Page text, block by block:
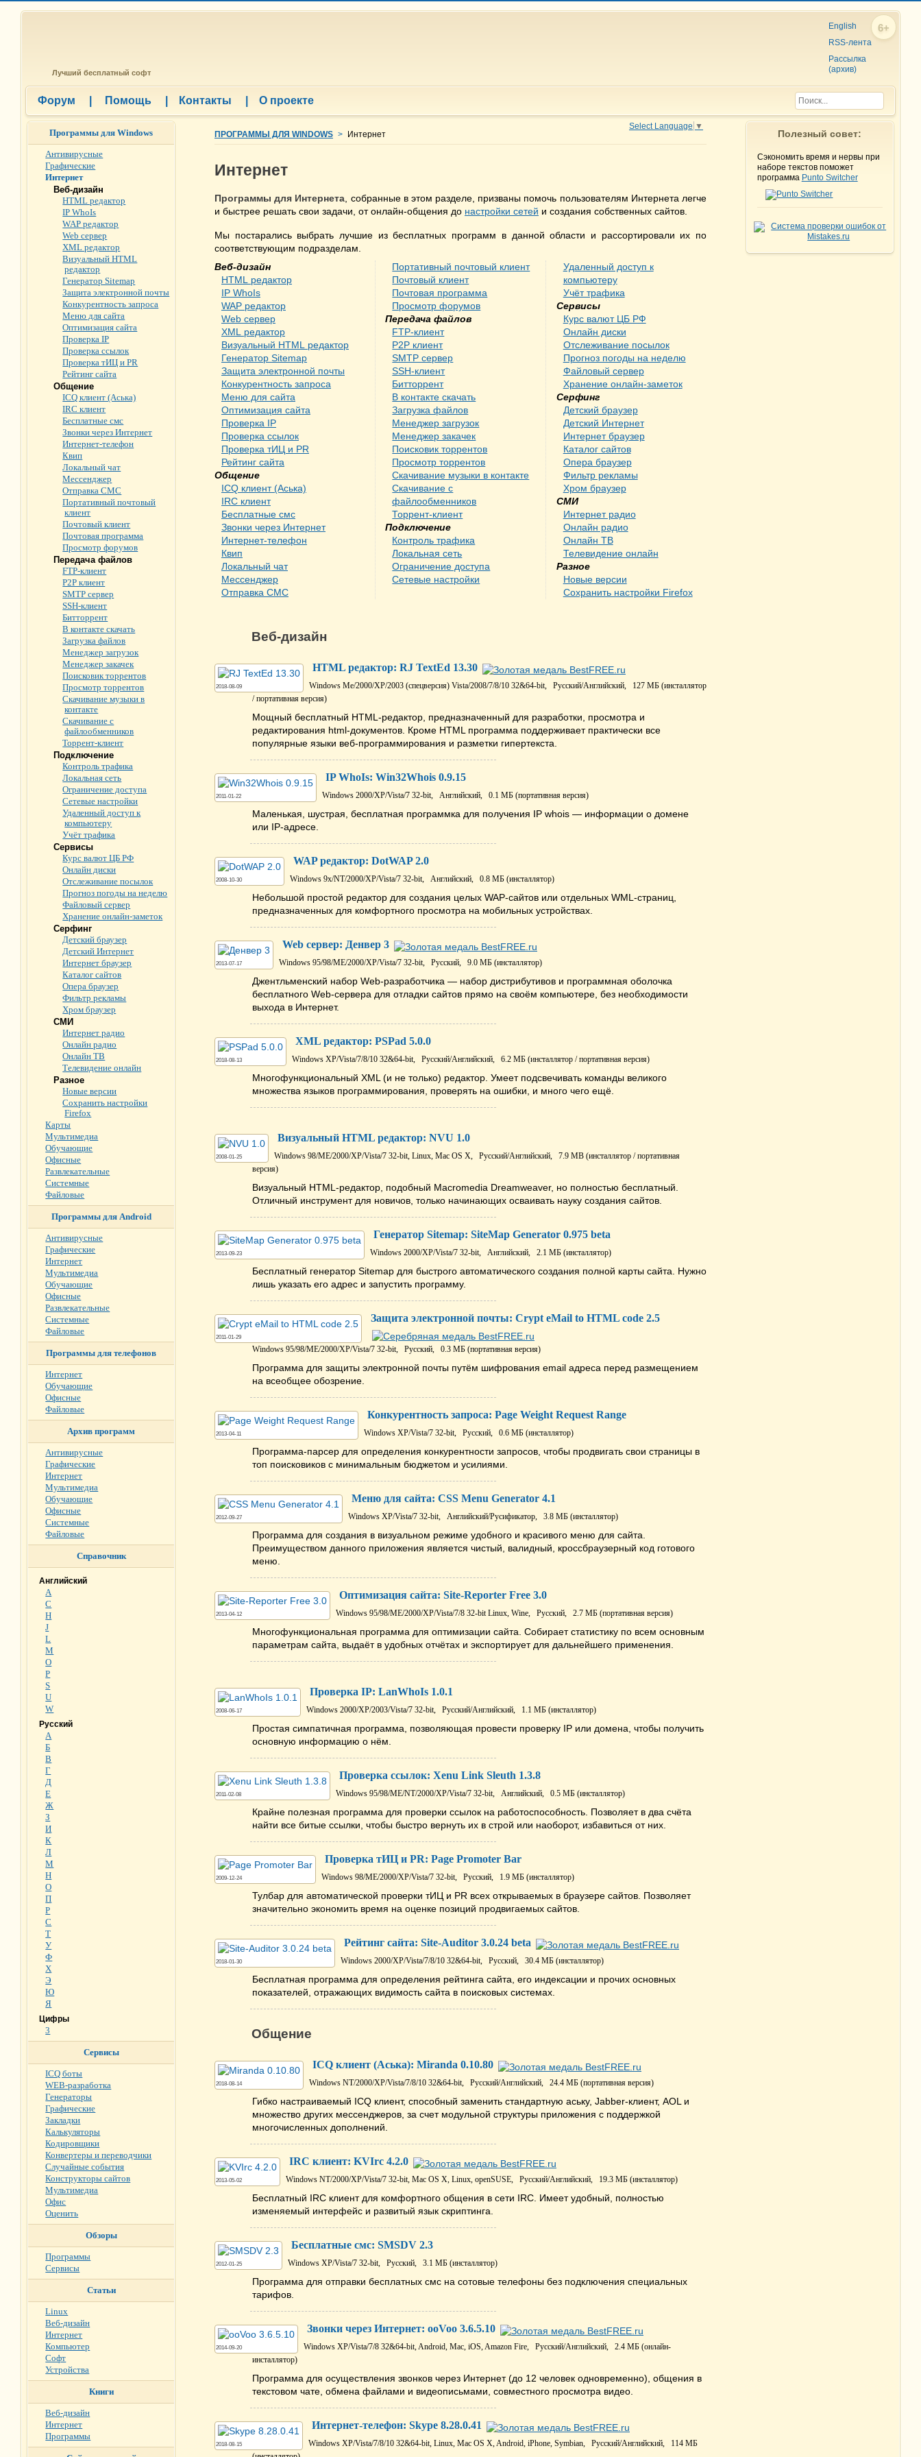
6+
English
RSS-лента
Рассылка
(архив)
Лучший бесплатный софт
Форум Помощь Контакты О проекте
ПРОГРАММЫ ДЛЯ WINDOWS > Интернет
Select Language ▼
Интернет
Программы для Интернета , собранные в этом разделе, призваны помочь пользователям Интернета легче
и быстрее решать свои задачи, от онлайн-общения до настройки сетей и создания собственных сайтов.
Мы постарались выбрать лучшие из бесплатных программ в данной области и рассортировали их по
соответствующим подразделам.
Веб-дизайн
HTML редактор
IP WhoIs
WAP редактор
Web сервер
XML редактор
Визуальный HTML редактор
Генератор Sitemap
Защита электронной почты
Конкурентность запроса
Меню для сайта
Оптимизация сайта
Проверка IP
Проверка ссылок
Проверка тИЦ и PR
Рейтинг сайта
Общение
ICQ клиент (Аська)
IRC клиент
Бесплатные смс
Звонки через Интернет
Интернет-телефон
Квип
Локальный чат
Мессенджер
Отправка СМС
Портативный почтовый клиент
Почтовый клиент
Почтовая программа
Просмотр форумов
Передача файлов
FTP-клиент
P2P клиент
SMTP сервер
SSH-клиент
Битторрент
В контакте скачать
Загрузка файлов
Менеджер загрузок
Менеджер закачек
Поисковик торрентов
Просмотр торрентов
Скачивание музыки в контакте
Скачивание с
файлообменников
Торрент-клиент
Подключение
Контроль трафика
Локальная сеть
Ограничение доступа
Сетевые настройки
Удаленный доступ к
компьютеру
Учёт трафика
Сервисы
Курс валют ЦБ РФ
Онлайн диски
Отслеживание посылок
Прогноз погоды на неделю
Файловый сервер
Хранение онлайн-заметок
Серфинг
Детский браузер
Детский Интернет
Интернет браузер
Каталог сайтов
Опера браузер
Фильтр рекламы
Хром браузер
СМИ
Интернет радио
Онлайн радио
Онлайн ТВ
Телевидение онлайн
Разное
Новые версии
Сохранить настройки Firefox
Веб-дизайн
2018-08-09
HTML редактор: RJ TextEd 13.30
Windows Me/2000/XP/2003 (спецверсия) Vista/2008/7/8/10 32&64-bit, Русский/Английский,
127 МБ (инсталлятор
/ портативная версия)
Мощный бесплатный HTML-редактор, предназначенный для разработки, просмотра и
редактирования html-документов. Кроме HTML программа поддерживает практически все
популярные языки веб-программирования и разметки гипертекста.
2011-01-22
IP WhoIs: Win32Whois 0.9.15
Windows 2000/XP/Vista/7 32-bit, Английский, 0.1 МБ (портативная версия)
Маленькая, шустрая, бесплатная программка для получения IP whois — информации о домене
или IP-адресе.
2008-10-30
WAP редактор: DotWAP 2.0
Windows 9x/NT/2000/XP/Vista/7 32-bit, Английский, 0.8 МБ (инсталлятор)
Небольшой простой редактор для создания целых WAP-сайтов или отдельных WML-страниц,
предназначенных для комфортного просмотра на мобильных устройствах.
2013-07-17
Web сервер: Денвер 3
Windows 95/98/ME/2000/XP/Vista/7 32-bit, Русский, 9.0 МБ (инсталлятор)
Джентльменский набор Web-разработчика — набор дистрибутивов и программная оболочка
бесплатного Web-сервера для отладки сайтов прямо на своём компьютере, без необходимости
выхода в Интернет.
2018-08-13
XML редактор: PSPad 5.0.0
Windows XP/Vista/7/8/10 32&64-bit, Русский/Английский, 6.2 МБ (инсталлятор / портативная версия)
Многофункциональный XML (и не только) редактор. Умеет подсвечивать команды великого
множества языков программирования, проверять на ошибки, и много чего ещё.
2008-01-25
Визуальный HTML редактор: NVU 1.0
Windows 98/ME/2000/XP/Vista/7 32-bit, Linux, Mac OS X, Русский/Английский,
7.9 MB (инсталлятор / портативная
версия)
Визуальный HTML-редактор, подобный Macromedia Dreamweaver, но полностью бесплатный.
Отличный инструмент для новичов, только начинающих осваивать науку создания сайтов.
2013-09-23
Генератор Sitemap: SiteMap Generator 0.975 beta
Windows 2000/XP/Vista/7 32-bit, Английский, 2.1 МБ (инсталлятор)
Бесплатный генератор Sitemap для быстрого автоматического создания полной карты сайта. Нужно
лишь указать его адрес и запустить программу.
2011-01-29
Защита электронной почты: Crypt eMail to HTML code 2.5
Windows 95/98/ME/2000/XP/Vista/7 32-bit, Русский, 0.3 МБ (портативная версия)
Программа для защиты электронной почты путём шифрования email адреса перед размещением
на всеобщее обозрение.
2013-04-11
Конкурентность запроса: Page Weight Request Range
Windows XP/Vista/7 32-bit, Русский, 0.6 МБ (инсталлятор)
Программа-парсер для определения конкурентности запросов, чтобы продвигать свои страницы в
топ поисковиков с минимальным бюджетом и усилиями.
2012-09-27
Меню для сайта: CSS Menu Generator 4.1
Windows XP/Vista/7 32-bit, Английский/Русификатор, 3.8 МБ (инсталлятор)
Программа для создания в визуальном режиме удобного и красивого меню для сайта.
Преимуществом данного приложения является чистый, валидный, кроссбраузерный код готового
меню.
2013-04-12
Оптимизация сайта: Site-Reporter Free 3.0
Windows 95/98/ME/2000/XP/Vista/7/8 32-bitLinux, Wine, Русский, 2.7 МБ (портативная версия)
Многофункциональная программа для оптимизации сайта. Собирает статистику по всем основным
параметрам сайта, выдаёт в удобных отчётах и экспортирует для дальнейшего применения.
2008-06-17
Проверка IP: LanWhoIs 1.0.1
Windows 2000/XP/2003/Vista/7 32-bit, Русский/Английский, 1.1 МБ (инсталлятор)
Простая симпатичная программа, позволяющая провести проверку IP или домена, чтобы получить
основную информацию о нём.
2011-02-08
Проверка ссылок: Xenu Link Sleuth 1.3.8
Windows 95/98/ME/NT/2000/XP/Vista/7 32-bit, Английский, 0.5 МБ (инсталлятор)
Крайне полезная программа для проверки ссылок на работоспособность. Позволяет в два счёта
найти все битые ссылки, чтобы быстро вернуть их в строй или наоборот, избавиться от них.
2009-12-24
Проверка тИЦ и PR: Page Promoter Bar
Windows 98/ME/2000/XP/Vista/7 32-bit, Русский, 1.9 МБ (инсталлятор)
Тулбар для автоматической проверки тИЦ и PR всех открываемых в браузере сайтов. Позволяет
значительно экономить время на оценке позиций продвигаемых сайтов.
2018-01-30
Рейтинг сайта: Site-Auditor 3.0.24 beta
Windows 2000/XP/Vista/7/8/10 32&64-bit, Русский, 30.4 МБ (инсталлятор)
Бесплатная программа для определения рейтинга сайта, его индексации и прочих основных
показателей, отражающих видимость сайта в поисковых системах.
Общение
2018-08-14
ICQ клиент (Аська): Miranda 0.10.80
Windows NT/2000/XP/Vista/7/8/10 32&64-bit, Русский/Английский, 24.4 МБ (портативная версия)
Гибко настраиваемый ICQ клиент, способный заменить стандартную аську, Jabber-клиент, AOL и
множество других мессенджеров, за счет модульной структуры приложения с поддержкой
многочисленных дополнений.
2013-05-02
IRC клиент: KVIrc 4.2.0
Windows NT/2000/XP/Vista/7 32-bit, Mac OS X, Linux, openSUSE, Русский/Английский, 19.3 МБ (инсталлятор)
Бесплатный IRC клиент для комфортного общения в сети IRC. Имеет удобный, полностью
изменяемый интерфейс и развитый язык скриптинга.
2012-01-25
Бесплатные смс: SMSDV 2.3
Windows XP/Vista/7 32-bit, Русский, 3.1 МБ (инсталлятор)
Программа для отправки бесплатных смс на сотовые телефоны без подключения специальных
тарифов.
2014-09-20
Звонки через Интернет: ooVoo 3.6.5.10
Windows XP/Vista/7/8 32&64-bit, Android, Mac, iOS, Amazon Fire, Русский/Английский,
2.4 МБ (онлайн-
инсталлятор)
Программа для осуществления звонков через Интернет (до 12 человек одновременно), общения в
текстовом чате, обмена файлами и видеописьмами, совместного просмотра видео.
2018-08-15
Интернет-телефон: Skype 8.28.0.41
Windows XP/Vista/7/8/10 32&64-bit, Linux, Mac OS X, Android, iPhone, Symbian, Русский/Английский,
114 МБ
Программы для Windows
Антивирусные
Графические
Интернет
Веб-дизайн
HTML редактор
IP WhoIs
WAP редактор
Web сервер
XML редактор
Визуальный HTML
редактор
Генератор Sitemap
Защита электронной почты
Конкурентность запроса
Меню для сайта
Оптимизация сайта
Проверка IP
Проверка ссылок
Проверка тИЦ и PR
Рейтинг сайта
Общение
ICQ клиент (Аська)
IRC клиент
Бесплатные смс
Звонки через Интернет
Интернет-телефон
Квип
Локальный чат
Мессенджер
Отправка СМС
Портативный почтовый
клиент
Почтовый клиент
Почтовая программа
Просмотр форумов
Передача файлов
FTP-клиент
P2P клиент
SMTP сервер
SSH-клиент
Битторрент
В контакте скачать
Загрузка файлов
Менеджер загрузок
Менеджер закачек
Поисковик торрентов
Просмотр торрентов
Скачивание музыки в
контакте
Скачивание с
файлообменников
Торрент-клиент
Подключение
Контроль трафика
Локальная сеть
Ограничение доступа
Сетевые настройки
Удаленный доступ к
компьютеру
Учёт трафика
Сервисы
Курс валют ЦБ РФ
Онлайн диски
Отслеживание посылок
Прогноз погоды на неделю
Файловый сервер
Хранение онлайн-заметок
Серфинг
Детский браузер
Детский Интернет
Интернет браузер
Каталог сайтов
Опера браузер
Фильтр рекламы
Хром браузер
СМИ
Интернет радио
Онлайн радио
Онлайн ТВ
Телевидение онлайн
Разное
Новые версии
Сохранить настройки
Firefox
Карты
Мультимедиа
Обучающие
Офисные
Развлекательные
Системные
Файловые
Программы для Android
Антивирусные
Графические
Интернет
Мультимедиа
Обучающие
Офисные
Развлекательные
Системные
Файловые
Программы для телефонов
Интернет
Обучающие
Офисные
Файловые
Архив программ
Антивирусные
Графические
Интернет
Мультимедиа
Обучающие
Офисные
Системные
Файловые
Справочник
Английский
A
C
H
J
L
M
O
P
S
U
W
Русский
А
Б
В
Г
Д
Е
Ж
З
И
К
Л
М
Н
О
П
Р
С
Т
У
Ф
Х
Э
Ю
Я
Цифры
3
Сервисы
ICQ боты
WEB-разработка
Генераторы
Графические
Закладки
Калькуляторы
Кодировщики
Конвертеры и переводчики
Случайные события
Конструкторы сайтов
Мультимедиа
Офис
Оценить
Обзоры
Программы
Сервисы
Статьи
Linux
Веб-дизайн
Интернет
Компьютер
Софт
Устройства
Книги
Веб-дизайн
Интернет
Программы
Полезный совет:
Сэкономить время и нервы при
наборе текстов поможет
программа Punto Switcher